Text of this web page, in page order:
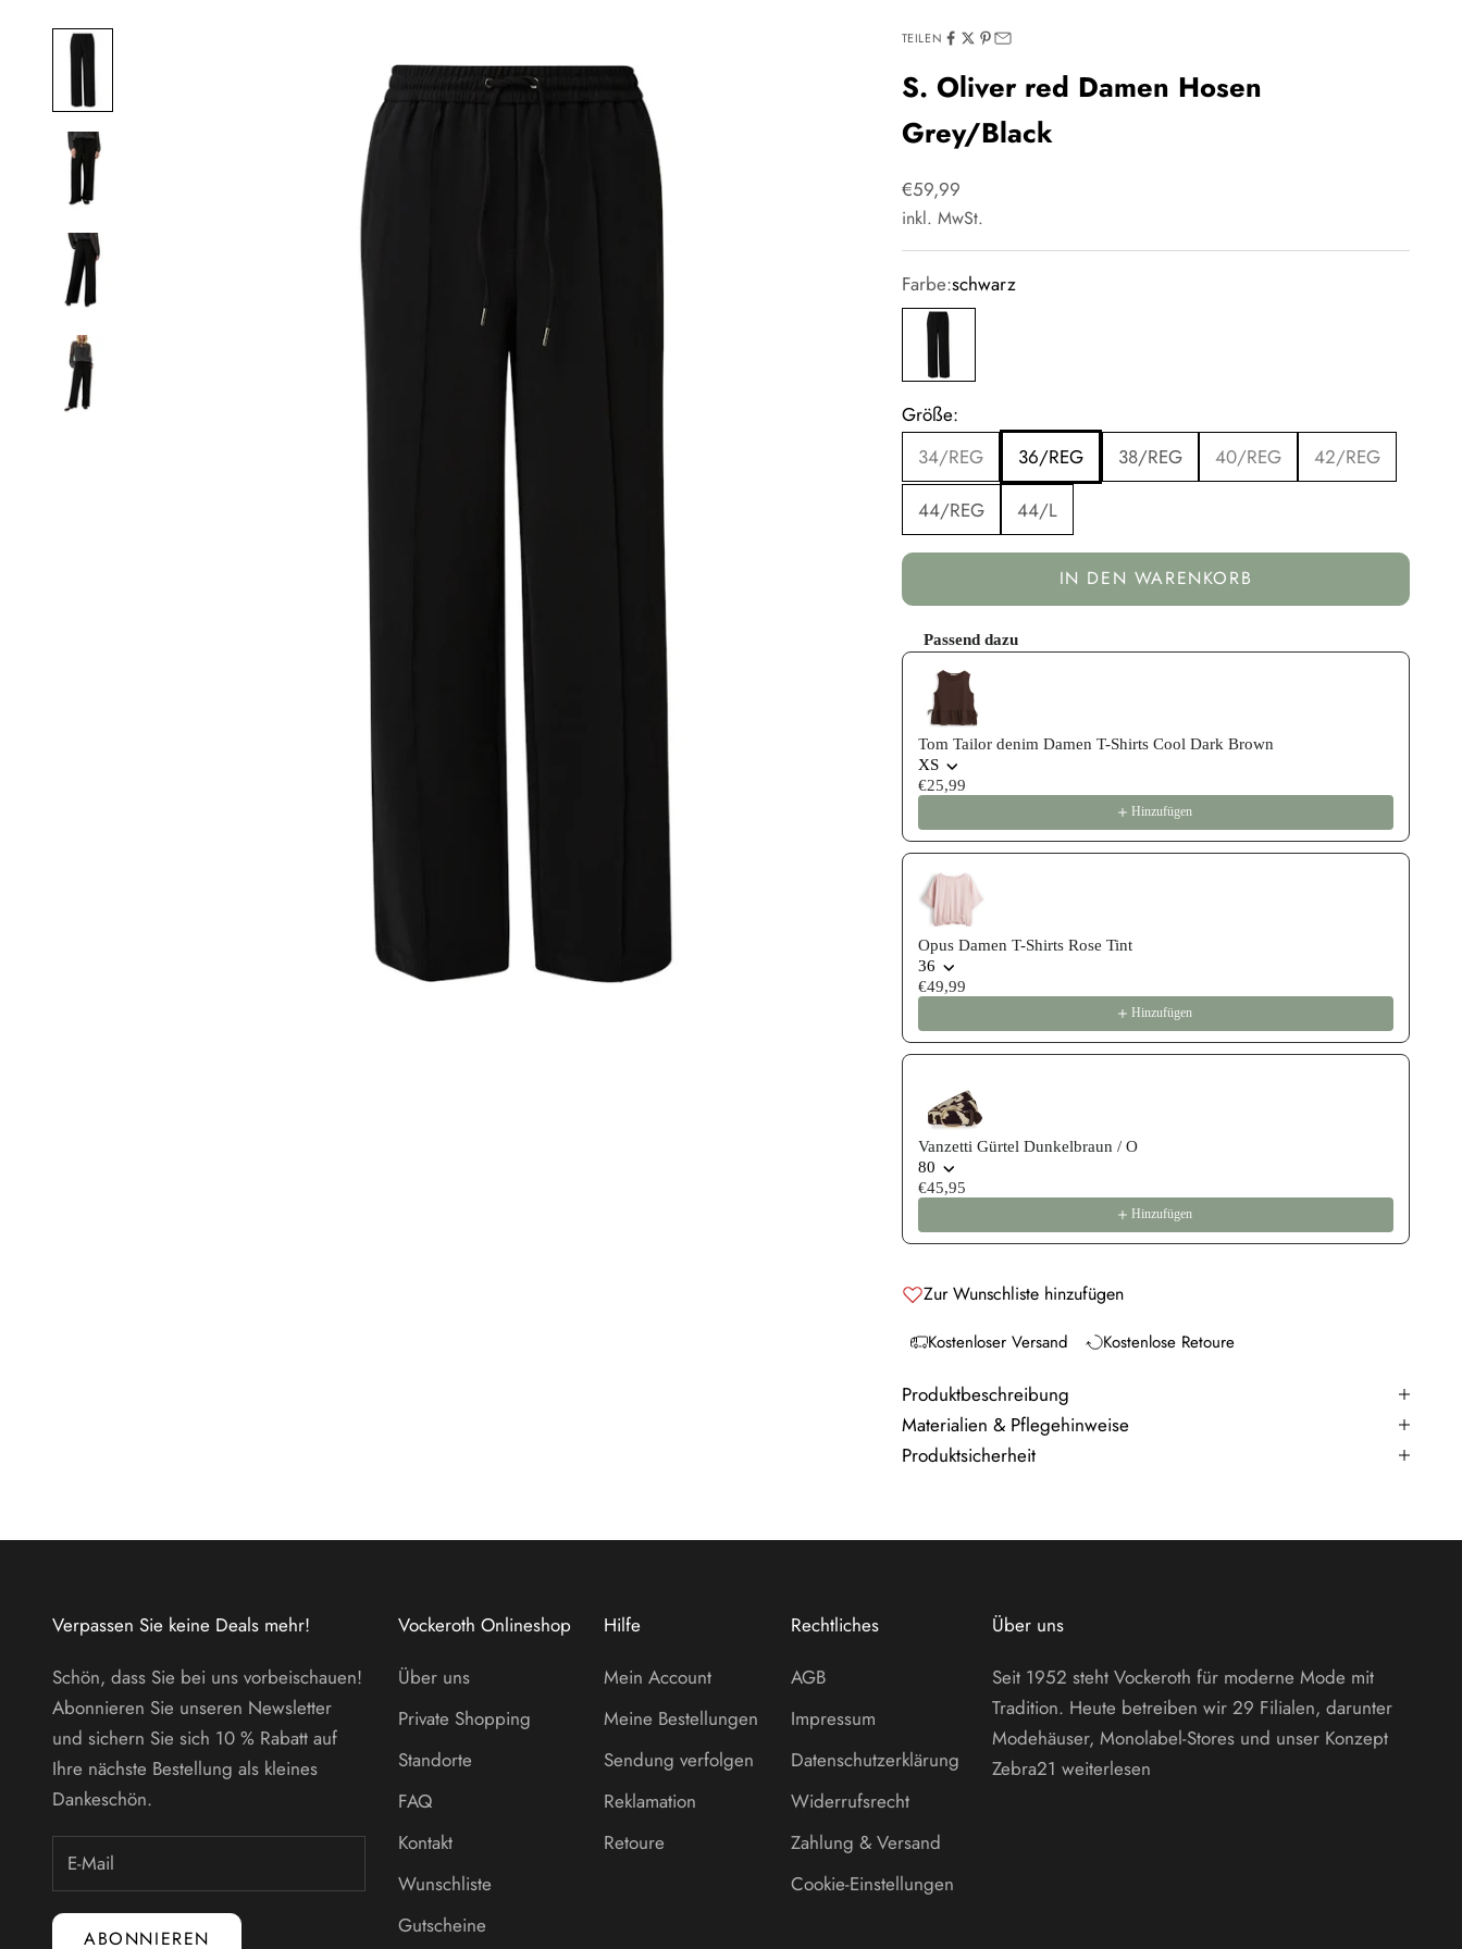
TEILEN
S. Oliver red Damen Hosen
Grey/Black
Angebot
€59,99
inkl. MwSt.
Farbe:schwarz
schwarz
Größe:
34/REG
36/REG 38/REG 40/REG 42/REG
44/REG 44/L
IN DEN WARENKORB
Passend dazu
Use the Previous and Next buttons to navigate through product
Tom Tailor denim Damen T-Shirts Cool Dark Brown
XS
€25,99
Hinzufügen
Opus Damen T-Shirts Rose Tint
36
€49,99
Hinzufügen
Vanzetti Gürtel Dunkelbraun / O
80
€45,95
Hinzufügen
Zur Wunschliste hinzufügen
Kostenloser Versand Kostenlose Retoure
Produktbeschreibung
Materialien & Pflegehinweise
Produktsicherheit
Verpassen Sie keine Deals mehr!
Schön, dass Sie bei uns vorbeischauen!
Abonnieren Sie unseren Newsletter
und sichern Sie sich 10 % Rabatt auf
Ihre nächste Bestellung als kleines
Dankeschön.
ABONNIEREN
Vockeroth Onlineshop
Über uns
Private Shopping
Standorte
FAQ
Kontakt
Wunschliste
Gutscheine
Hilfe
Mein Account
Meine Bestellungen
Sendung verfolgen
Reklamation
Retoure
Rechtliches
AGB
Impressum
Datenschutzerklärung
Widerrufsrecht
Zahlung & Versand
Cookie-Einstellungen
Über uns
Seit 1952 steht Vockeroth für moderne Mode mit
Tradition. Heute betreiben wir 29 Filialen, darunter
Modehäuser, Monolabel-Stores und unser Konzept
Zebra21 weiterlesen